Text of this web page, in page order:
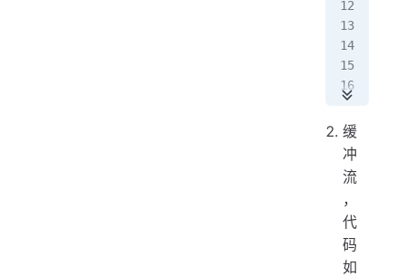
缓
冲
流
，
代
码
如